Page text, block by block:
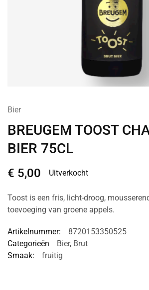
Bier
BREUGEM TOOST
BIER 75CL
€ 5,00 Uitverkocht
Toost is een fris, licht-droog,
toevoeging van groene appels.
Artikelnummer:
8720153350525
Categorieën
Bier, Brut
Smaak:
fruitig